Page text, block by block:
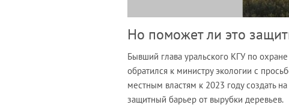
Но поможет ли это
Бывший глава уральского КГУ по
обратился к министру экологии с
местным властям к 2023 году создать
защитный барьер от вырубки деревьев.